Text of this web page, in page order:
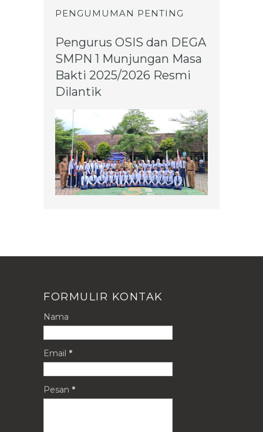
PENGUMUMAN PENTING
Pengurus OSIS dan DEGA
SMPN 1 Munjungan Masa
Bakti 2025/2026 Resmi
Dilantik
FORMULIR KONTAK
Nama
Email *
Pesan *